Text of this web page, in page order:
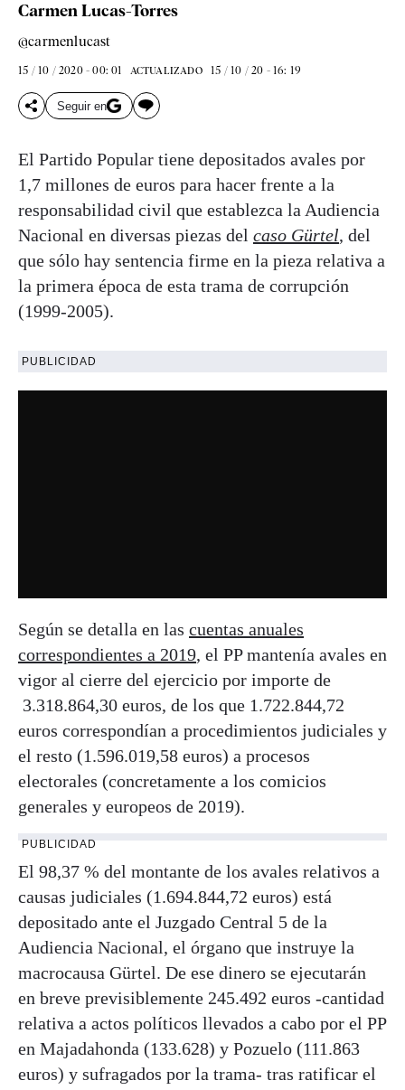
Carmen Lucas-Torres
@carmenlucast
15 / 10 / 2020 - 00: 01 ACTUALIZADO 15 / 10 / 20 - 16: 19
Seguir en
El Partido Popular tiene depositados avales por
1,7 millones de euros para hacer frente a la
responsabilidad civil que establezca la Audiencia
Nacional en diversas piezas del caso Gürtel, del
que sólo hay sentencia firme en la pieza relativa a
la primera época de esta trama de corrupción
(1999-2005).
PUBLICIDAD
Según se detalla en las cuentas anuales
correspondientes a 2019, el PP mantenía avales en
vigor al cierre del ejercicio por importe de
3.318.864,30 euros, de los que 1.722.844,72
euros correspondían a procedimientos judiciales y
el resto (1.596.019,58 euros) a procesos
electorales (concretamente a los comicios
generales y europeos de 2019).
PUBLICIDAD
El 98,37 % del montante de los avales relativos a
causas judiciales (1.694.844,72 euros) está
depositado ante el Juzgado Central 5 de la
Audiencia Nacional, el órgano que instruye la
macrocausa Gürtel. De ese dinero se ejecutarán
en breve previsiblemente 245.492 euros -cantidad
relativa a actos políticos llevados a cabo por el PP
en Majadahonda (133.628) y Pozuelo (111.863
euros) y sufragados por la trama- tras ratificar el